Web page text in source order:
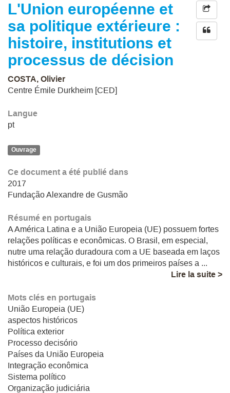
L'Union européenne et
sa politique extérieure :
histoire, institutions et
processus de décision
COSTA, Olivier
Centre Émile Durkheim [CED]
Langue
pt
Ouvrage
Ce document a été publié dans
2017
Fundação Alexandre de Gusmão
Résumé en portugais
A América Latina e a União Europeia (UE) possuem fortes
relações políticas e econômicas. O Brasil, em especial,
nutre uma relação duradoura com a UE baseada em laços
históricos e culturais, e foi um dos primeiros países a ...
Lire la suite >
Mots clés en portugais
União Europeia (UE)
aspectos históricos
Política exterior
Processo decisório
Países da União Europeia
Integração econômica
Sistema político
Organização judiciária